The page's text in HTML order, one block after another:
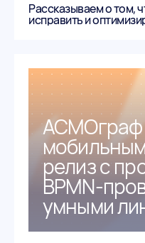
Рассказываем о том,
исправить и
АСМОграф
релиз с
BPMN-
умными